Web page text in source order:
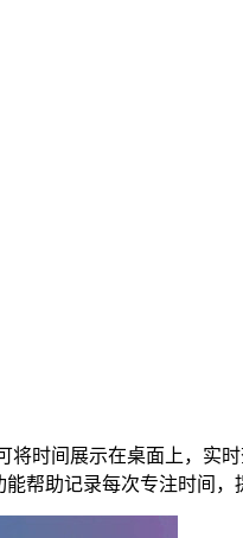
将时间展示在桌面上，实
帮助记录每次专注时间，